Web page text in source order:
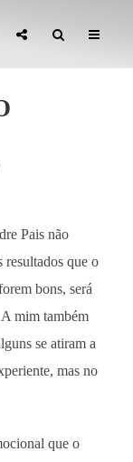
Pais não
resultados que o
bons, será
mim também
se atiram a
mas no
que o